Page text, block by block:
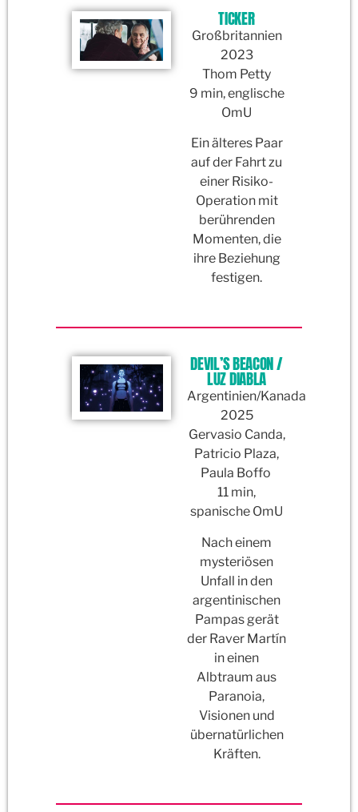
TICKER
Großbritannien
2023
Thom Petty
9 min, englische
OmU
Ein älteres Paar
auf der Fahrt zu
einer Risiko-
Operation mit
berührenden
Momenten, die
ihre Beziehung
festigen.
DEVIL’S BEACON /
LUZ DIABLA
Argentinien/Kanada
2025
Gervasio Canda,
Patricio Plaza,
Paula Boffo
11 min,
spanische OmU
Nach einem
mysteriösen
Unfall in den
argentinischen
Pampas gerät
der Raver Martín
in einen
Albtraum aus
Paranoia,
Visionen und
übernatürlichen
Kräften.